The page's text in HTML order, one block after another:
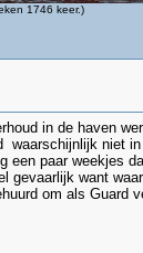
1746 keer.)
in de haven
niet
paar weekjes
gevaarlijk want
om als